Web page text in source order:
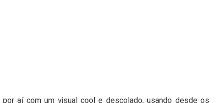
aí com um visual cool e descolado, usando desde os